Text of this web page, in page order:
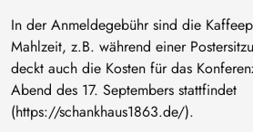
In der Anmeldegebühr sind die
Mahlzeit, z.B. während einer
deckt auch die Kosten für das
Abend des 17. Septembers stattfindet
(https://schankhaus1863.de/).